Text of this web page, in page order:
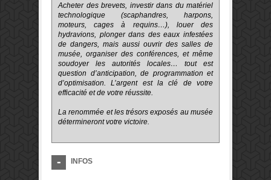
Acheter des brevets, investir dans du matériel
technologique (scaphandres, harpons,
moteurs, cages à requins…), louer des
hydravions, plonger dans des eaux infestées
de dangers, mais aussi ouvrir des salles de
musée, organiser des conférences, et même
soudoyer les autorités locales… tout est
question d’anticipation, de programmation et
d’optimisation. L’argent est la clé de votre
efficacité et de votre réussite.
La renommée et les trésors exposés au musée
détermineront votre victoire.
INFOS